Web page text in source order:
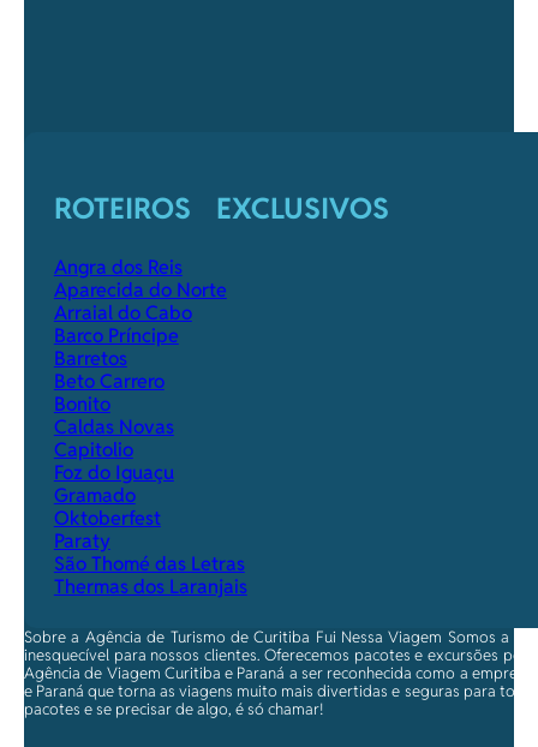
ROTEIROS EXCLUSIVOS
Angra dos Reis
Aparecida do Norte
Arraial do Cabo
Barco Príncipe
Barretos
Beto Carrero
Bonito
Caldas Novas
Capitolio
Foz do Iguaçu
Gramado
Oktoberfest
Paraty
São Thomé das Letras
Thermas dos Laranjais
Sobre a Agência de Turismo de Curitiba Fui Nessa Viagem Somos a
inesquecível para nossos clientes. Oferecemos pacotes e excursões
Agência de Viagem Curitiba e Paraná a ser reconhecida como a
e Paraná que torna as viagens muito mais divertidas e seguras para
pacotes e se precisar de algo, é só chamar!